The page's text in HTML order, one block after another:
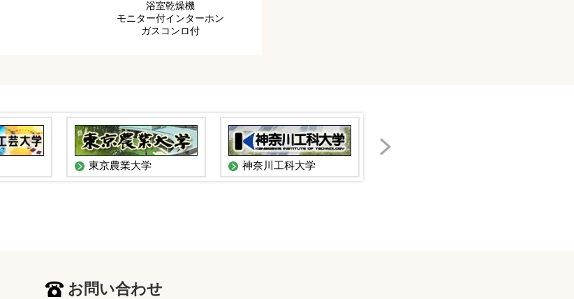
浴室乾燥機
モニター付インターホン
ガスコンロ付
東京農業大学 神奈川工科大学
お問い合わせ